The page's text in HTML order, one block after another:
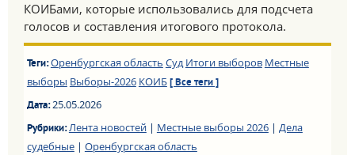
КОИБами, которые использовались для подсчета
голосов и составления итогового протокола.
Теги:Оренбургская область Суд Итоги выборов Местные
выборы Выборы-2026 КОИБ [ Все теги ]
Дата:25.05.2026
Рубрики:Лента новостей| Местные выборы 2026| Дела
судебные| Оренбургская область